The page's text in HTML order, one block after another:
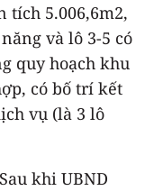
tích 5.006,6m2,
và lô 3-5 có
quy hoạch khu
có bố trí kết
vụ (là 3 lô
khi UBND